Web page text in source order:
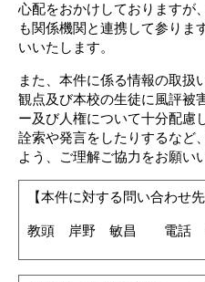
心配をおかけしておりますが
も関係機関と連携して参りま
いいたします。
また、本件に係る情報の取扱
観点及び本校の生徒に風評被
ー及び人権について十分配慮
詮索や発言をしたりするなど
よう、ご理解ご協力をお願い
【本件に対する問い合わせ先
教頭 岸野 敏昌 電話